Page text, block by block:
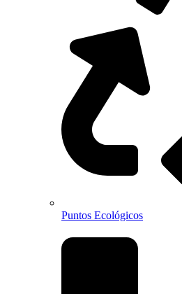
Puntos Ecológicos